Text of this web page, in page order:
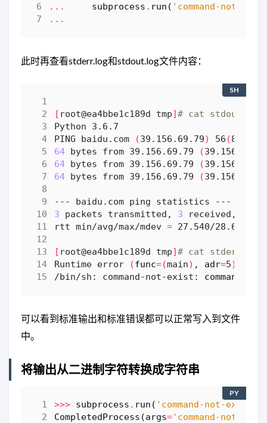
...
subprocess . run ( 'command-not-
...
此时再查看stderr.log和stdout.log文件内容：
[ root@ea4bbe1c189d tmp]# cat stdout.log
PING baidu.com
(39.156.69.79) 56 (84
64 bytes from 39.156.69.79 (
64 bytes from 39.156.69.79 (
64 bytes from 39.156.69.79 (
3 packets transmitted, 3 received, 0%
rtt min/avg/max/mdev =
[ root@ea4bbe1c189d tmp]# cat stderr.log
Runtime error
(func=(main) , adr=5)
/bin/sh: command-not-exist: command
SH
可以看到标准输出和标准错误都可以正常写入到文件
中。
将输出从二进制字符转换成字符串
>>> subprocess . run ( 'command-not-exist'
CompletedProcess (args='command-not-
PY